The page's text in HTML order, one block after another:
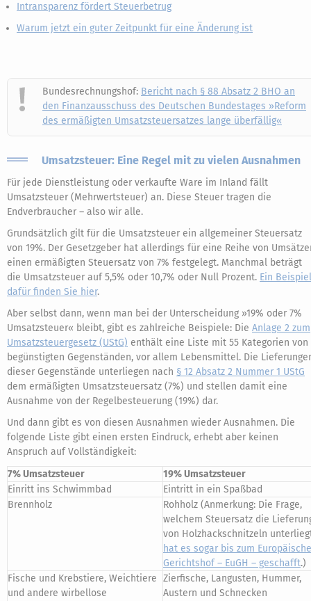
Intransparenz fördert Steuerbetrug
Warum jetzt ein guter Zeitpunkt für eine Änderung ist
Bundesrechnungshof: Bericht nach § 88 Absatz 2 BHO an
den Finanzausschuss des Deutschen Bundestages »Reform
des ermäßigten Umsatzsteuersatzes lange überfällig«
Umsatzsteuer: Eine Regel mit zu vielen Ausnahmen
Für jede Dienstleistung oder verkaufte Ware im Inland fällt
Umsatzsteuer (Mehrwertsteuer) an. Diese Steuer tragen die
Endverbraucher – also wir alle.
Grundsätzlich gilt für die Umsatzsteuer ein allgemeiner Steuersatz
von 19%. Der Gesetzgeber hat allerdings für eine Reihe von
einen ermäßigten Steuersatz von 7% festgelegt. Manchmal beträgt
die Umsatzsteuer auf 5,5% oder 10,7% oder Null Prozent. Ein Beispiel
dafür finden Sie hier.
Aber selbst dann, wenn man bei der Unterscheidung »19% oder 7%
Umsatzsteuer« bleibt, gibt es zahlreiche Beispiele: Die Anlage 2 zum
Umsatzsteuergesetz (UStG) enthält eine Liste mit 55 Kategorien von
begünstigten Gegenständen, vor allem Lebensmittel. Die
dieser Gegenstände unterliegen nach § 12 Absatz 2 Nummer 1 UStG
dem ermäßigten Umsatzsteuersatz (7%) und stellen damit eine
Ausnahme von der Regelbesteuerung (19%) dar.
Und dann gibt es von diesen Ausnahmen wieder Ausnahmen. Die
folgende Liste gibt einen ersten Eindruck, erhebt aber keinen
Anspruch auf Vollständigkeit:
7% Umsatzsteuer
19% Umsatzsteuer
Einritt ins Schwimmbad
Eintritt in ein Spaßbad
Brennholz
Rohholz (Anmerkung: Die Frage,
welchem Steuersatz die
von Holzhackschnitzeln
hat es sogar bis zum
Gerichtshof – EuGH – geschafft.)
Fische und Krebstiere, Weichtiere
und andere wirbellose
Zierfische, Langusten, Hummer,
Austern und Schnecken